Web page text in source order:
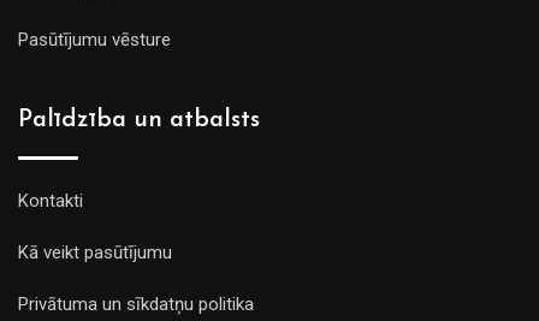
Pasūtījumu vēsture
Palīdzība un atbalsts
Kontakti
Kā veikt pasūtījumu
Privātuma un sīkdatņu politika